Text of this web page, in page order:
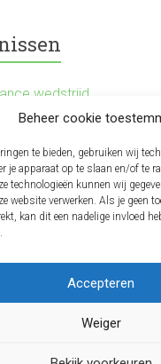
Beheer cookie
te bieden, gebruiken wij
je apparaat op te slaan en/of te
technologieën kunnen wij
website verwerken. Als je geen
kan dit een nadelige invloed
Accepteren
Weiger
wedstrijd
wedstrijd
Dance